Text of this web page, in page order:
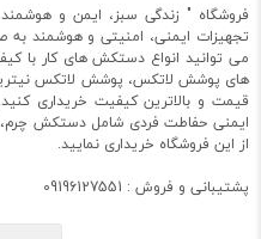
فروشگاه " زندگی سبز، ایمن و هوشمند
تجهیزات ایمنی، امنیتی و هوشمند به
می توانید انواع دستکش های کار با
قیمت و بالاترین کیفیت خریداری
ایمنی حفاطت فردی شامل دستکش چرم،
از این فروشگاه خریداری نمایید.
پشتیبانی و فروش : 09196127551